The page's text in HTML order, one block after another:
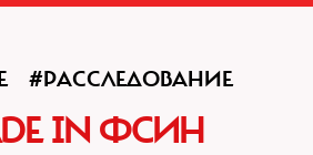
#РАССЛЕДОВАНИЕ
IN ФСИН